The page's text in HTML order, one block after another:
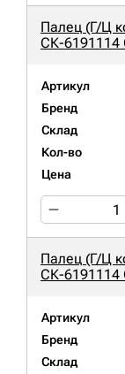
Палец (Г/Ц
СК-6191114
Артикул
Бренд
Склад
Кол-во
Цена
Палец (Г/Ц
СК-6191114
Артикул
Бренд
Склад